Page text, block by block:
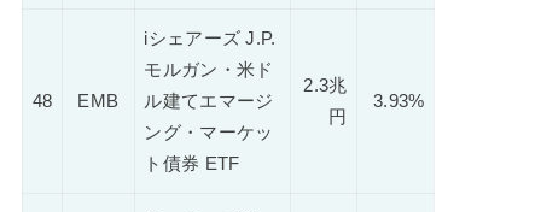
48 EMB
iシェアーズ J.P.
モルガン・米ド
ル建てエマージ
ング・マーケッ
ト債券 ETF
2.3兆
円
3.93%